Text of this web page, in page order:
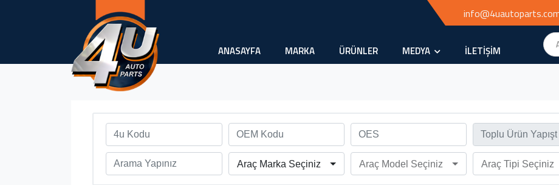
ANASAYFA MARKA ÜRÜNLER MEDYA İLETİŞİM
Araç Marka Seçiniz Araç Model Seçiniz Araç Tipi Seçiniz